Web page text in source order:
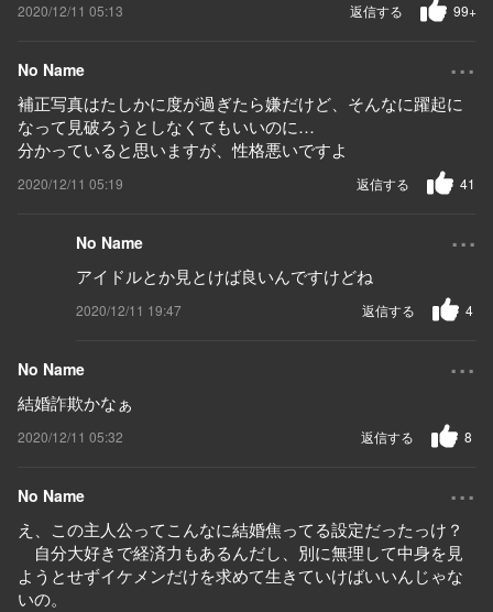
2020/12/11 05:13 99+
返信する
No Name ...
補正写真はたしかに度が過ぎたら嫌だけど、そんなに躍起に
なって見破ろうとしなくてもいいのに…
分かっていると思いますが、性格悪いですよ
2020/12/11 05:19 41
返信する
No Name ...
アイドルとか見とけば良いんですけどね
2020/12/11 19:47 4
返信する
No Name ...
結婚詐欺かなぁ
2020/12/11 05:32 8
返信する
No Name ...
え、この主人公ってこんなに結婚焦ってる設定だったっけ？
自分大好きで経済力もあるんだし、別に無理して中身を見
ようとせずイケメンだけを求めて生きていけばいいんじゃな
いの。